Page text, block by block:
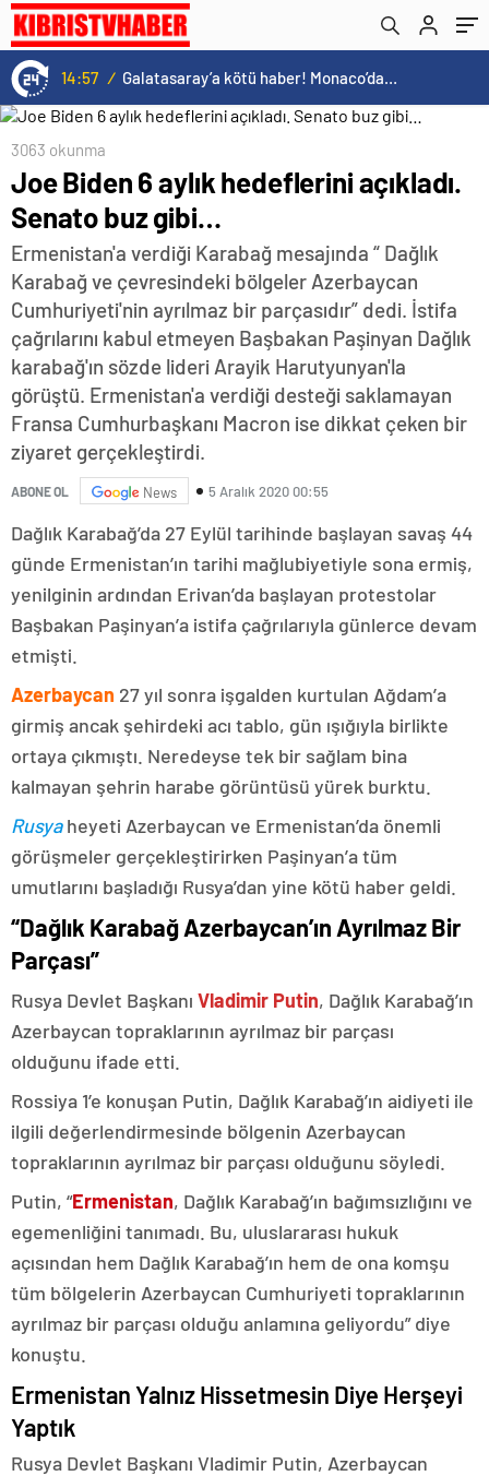
14:57 / Galatasaray’a kötü haber! Monaco’dan flaş Onyekuru kararı.
3063 okunma
Joe Biden 6 aylık hedeflerini açıkladı.
Senato buz gibi…
Ermenistan'a verdiği Karabağ mesajında “ Dağlık
Karabağ ve çevresindeki bölgeler Azerbaycan
Cumhuriyeti'nin ayrılmaz bir parçasıdır” dedi. İstifa
çağrılarını kabul etmeyen Başbakan Paşinyan Dağlık
karabağ'ın sözde lideri Arayik Harutyunyan'la
görüştü. Ermenistan'a verdiği desteği saklamayan
Fransa Cumhurbaşkanı Macron ise dikkat çeken bir
ziyaret gerçekleştirdi.
ABONE OL News 5 Aralık 2020 00:55
Dağlık Karabağ’da 27 Eylül tarihinde başlayan savaş 44
günde Ermenistan’ın tarihi mağlubiyetiyle sona ermiş,
yenilginin ardından Erivan’da başlayan protestolar
Başbakan Paşinyan’a istifa çağrılarıyla günlerce devam
etmişti.
Azerbaycan 27 yıl sonra işgalden kurtulan Ağdam’a
girmiş ancak şehirdeki acı tablo, gün ışığıyla birlikte
ortaya çıkmıştı. Neredeyse tek bir sağlam bina
kalmayan şehrin harabe görüntüsü yürek burktu.
Rusyaheyeti Azerbaycan ve Ermenistan’da önemli
görüşmeler gerçekleştirirken Paşinyan’a tüm
umutlarını başladığı Rusya’dan yine kötü haber geldi.
“Dağlık Karabağ Azerbaycan’ın Ayrılmaz Bir
Parçası”
Rusya Devlet Başkanı Vladimir Putin, Dağlık Karabağ’ın
Azerbaycan topraklarının ayrılmaz bir parçası
olduğunu ifade etti.
Rossiya 1’e konuşan Putin, Dağlık Karabağ’ın aidiyeti ile
ilgili değerlendirmesinde bölgenin Azerbaycan
topraklarının ayrılmaz bir parçası olduğunu söyledi.
Putin, “Ermenistan, Dağlık Karabağ’ın bağımsızlığını ve
egemenliğini tanımadı. Bu, uluslararası hukuk
açısından hem Dağlık Karabağ’ın hem de ona komşu
tüm bölgelerin Azerbaycan Cumhuriyeti topraklarının
ayrılmaz bir parçası olduğu anlamına geliyordu” diye
konuştu.
Ermenistan Yalnız Hissetmesin Diye Herşeyi
Yaptık
Rusya Devlet Başkanı Vladimir Putin, Azerbaycan
parçasıdır!